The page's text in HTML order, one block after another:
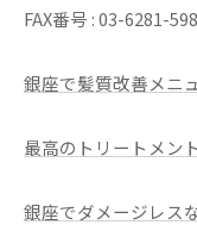
FAX番号 : 03-6281-
銀座で髪質改善メニ
最高のトリートメン
銀座でダメージレス